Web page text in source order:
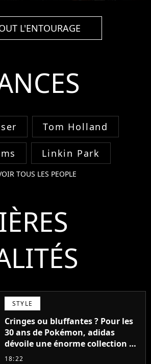
L'ENTOURAGE
Tom Holland
Linkin Park
TOUS LES PEOPLE
STYLE
Cringes ou bluffantes ? Pour les
30 ans de Pokémon, adidas
dévoile une énorme collection de
sneakers et je ne sais pas quoi en
18:22